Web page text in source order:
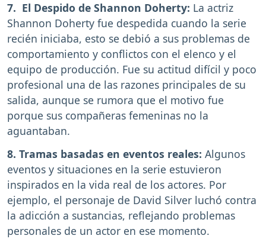
7. El Despido de Shannon Doherty: La actriz
Shannon Doherty fue despedida cuando la serie
recién iniciaba, esto se debió a sus problemas de
comportamiento y conflictos con el elenco y el
equipo de producción. Fue su actitud difícil y poco
profesional una de las razones principales de su
salida, aunque se rumora que el motivo fue
porque sus compañeras femeninas no la
aguantaban.
8. Tramas basadas en eventos reales: Algunos
eventos y situaciones en la serie estuvieron
inspirados en la vida real de los actores. Por
ejemplo, el personaje de David Silver luchó contra
la adicción a sustancias, reflejando problemas
personales de un actor en ese momento.